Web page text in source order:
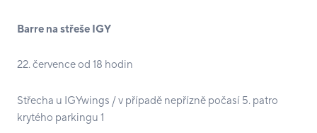
Barre na střeše IGY
22. července od 18 hodin
Střecha u IGYwings / v případě nepřízně počasí 5. patro
krytého parkingu 1